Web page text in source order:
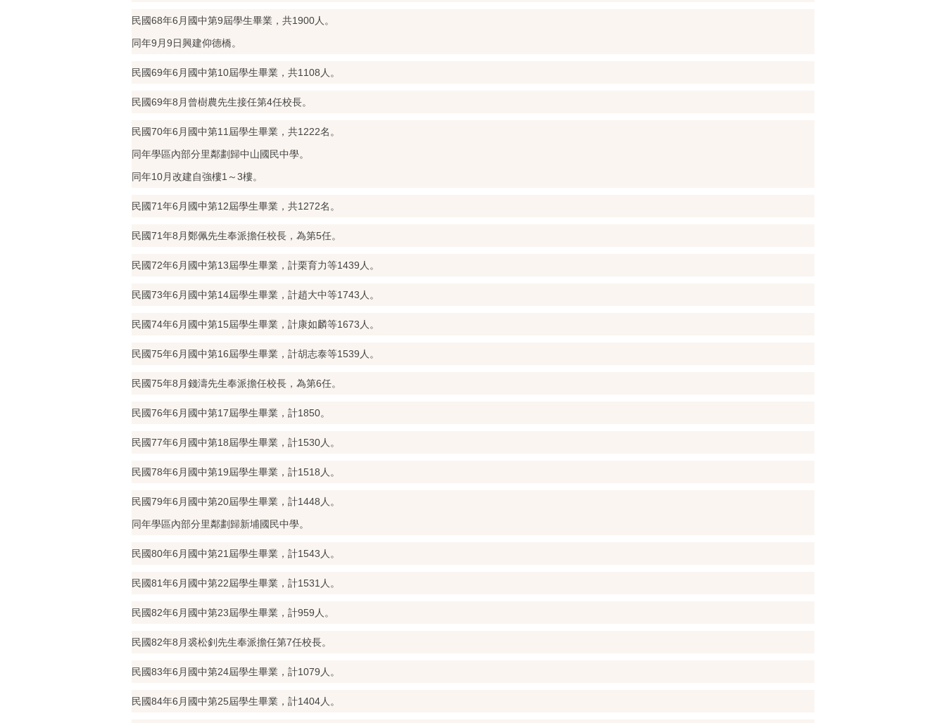
民國68年6月國中第9屆學生畢業，共1900人。
同年9月9日興建仰德橋。
民國69年6月國中第10屆學生畢業，共1108人。
民國69年8月曾樹農先生接任第4任校長。
民國70年6月國中第11屆學生畢業，共1222名。
同年學區內部分里鄰劃歸中山國民中學。
同年10月改建自強樓1～3樓。
民國71年6月國中第12屆學生畢業，共1272名。
民國71年8月鄭佩先生奉派擔任校長，為第5任。
民國72年6月國中第13屆學生畢業，計栗育力等1439人。
民國73年6月國中第14屆學生畢業，計趙大中等1743人。
民國74年6月國中第15屆學生畢業，計康如麟等1673人。
民國75年6月國中第16屆學生畢業，計胡志泰等1539人。
民國75年8月錢濤先生奉派擔任校長，為第6任。
民國76年6月國中第17屆學生畢業，計1850。
民國77年6月國中第18屆學生畢業，計1530人。
民國78年6月國中第19屆學生畢業，計1518人。
民國79年6月國中第20屆學生畢業，計1448人。
同年學區內部分里鄰劃歸新埔國民中學。
民國80年6月國中第21屆學生畢業，計1543人。
民國81年6月國中第22屆學生畢業，計1531人。
民國82年6月國中第23屆學生畢業，計959人。
民國82年8月裘松釗先生奉派擔任第7任校長。
民國83年6月國中第24屆學生畢業，計1079人。
民國84年6月國中第25屆學生畢業，計1404人。